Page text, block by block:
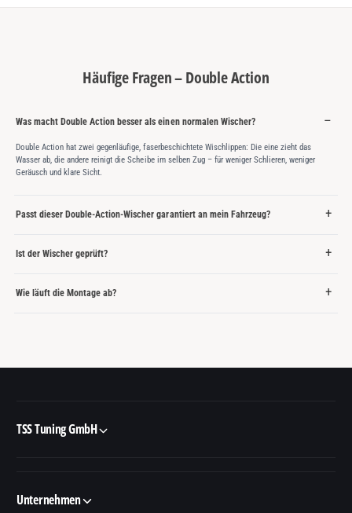
Häufige Fragen – Double Action
Was macht Double Action besser als einen normalen Wischer?
Double Action hat zwei gegenläufige, faserbeschichtete Wischlippen: Die eine zieht das
Wasser ab, die andere reinigt die Scheibe im selben Zug – für weniger Schlieren, weniger
Geräusch und klare Sicht.
Passt dieser Double-Action-Wischer garantiert an mein Fahrzeug?
Ist der Wischer geprüft?
Wie läuft die Montage ab?
TSS Tuning GmbH
Unternehmen